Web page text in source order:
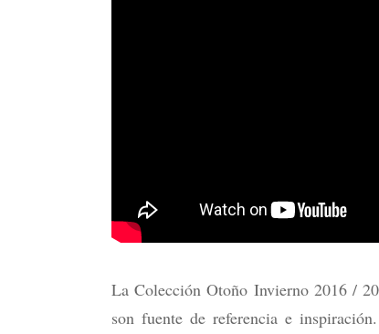
La Colección Otoño Invierno 2016 /
son fuente de referencia e